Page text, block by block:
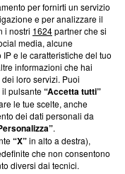
su Blasting
ci impegniamo a
nostra aderenza a
News non è
richiesto di farne
una verifica di
per fornirti un servizio
e per analizzare il
i nostri 1624partner che si
media, alcune
e le caratteristiche del tuo
informazioni che hai
loro servizi. Puoi
il pulsante“Accetta tutti”
le tue scelte, anche
dei dati personali da
.
“X”in alto a destra),
che non consentono
diversi dai tecnici.